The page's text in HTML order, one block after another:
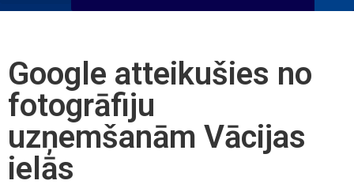
Google atteikušies no
fotogrāfiju
uzņemšanām Vācijas
ielās